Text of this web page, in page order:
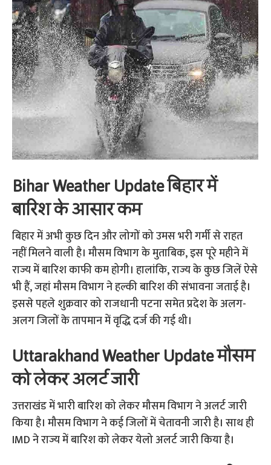
Bihar Weather Update बिहार में
बारिश के आसार कम
बिहार में अभी कुछ दिन और लोगों को उमस भरी गर्मी से राहत
नहीं मिलने वाली है। मौसम विभाग के मुताबिक, इस पूरे महीने में
राज्य में बारिश काफी कम होगी। हालांकि, राज्य के कुछ जिलें ऐसे
भी हैं, जहां मौसम विभाग ने हल्की बारिश की संभावना जताई है।
इससे पहले शुक्रवार को राजधानी पटना समेत प्रदेश के अलग-
अलग जिलों के तापमान में वृद्धि दर्ज की गई थी।
Uttarakhand Weather Update मौसम
को लेकर अलर्ट जारी
उत्तराखंड में भारी बारिश को लेकर मौसम विभाग ने अलर्ट जारी
किया है। मौसम विभाग ने कई जिलों में चेतावनी जारी है। साथ ही
IMD ने राज्य में बारिश को लेकर येलो अलर्ट जारी किया है।